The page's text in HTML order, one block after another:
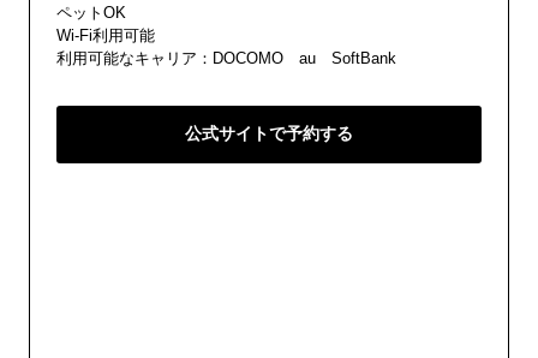
ペットOK
Wi-Fi利用可能
利用可能なキャリア：DOCOMO au SoftBank
公式サイトで予約する